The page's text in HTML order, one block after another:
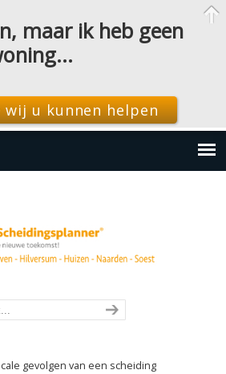
gevolgen van een scheiding
maar ik heb geen
wij u kunnen helpen